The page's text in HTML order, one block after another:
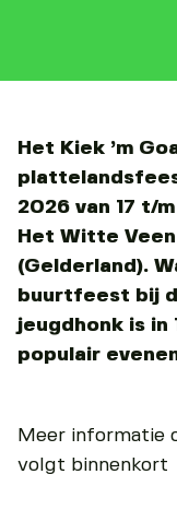
Het Kiek ’m
2026 van 17 t/
Het Witte
(Gelderland).
buurtfeest bij
jeugdhonk is
populair
Meer informatie
volgt binnenkort